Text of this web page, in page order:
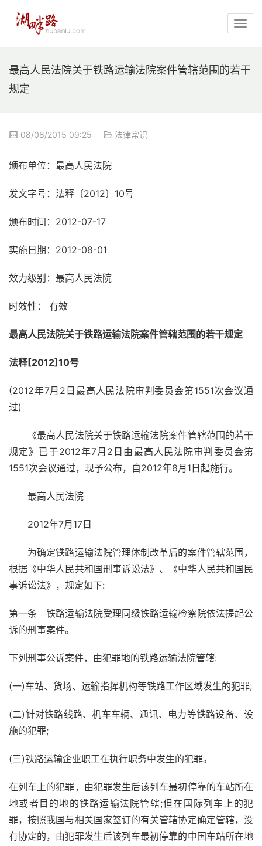
最高人民法院关于铁路运输法院案件管辖范围的若干
规定
08/08/2015 09:25 法律常识
颁布单位： 最高人民法院
发文字号： 法释〔2012〕10号
颁布时间： 2012-07-17
实施日期： 2012-08-01
效力级别： 最高人民法院
时效性： 有效
最高人民法院关于铁路运输法院案件管辖范围的若干规定
法释[2012]10号
(2012年7月2日最高人民法院审判委员会第1551次会议通
过)
《最高人民法院关于铁路运输法院案件管辖范围的若干
规定》已于2012年7月2日由最高人民法院审判委员会第
1551次会议通过，现予公布，自2012年8月1日起施行。
最高人民法院
2012年7月17日
为确定铁路运输法院管理体制改革后的案件管辖范围，
根据《中华人民共和国刑事诉讼法》、《中华人民共和国民
事诉讼法》，规定如下:
第一条 铁路运输法院受理同级铁路运输检察院依法提起公
诉的刑事案件。
下列刑事公诉案件，由犯罪地的铁路运输法院管辖:
(一)车站、货场、运输指挥机构等铁路工作区域发生的犯罪;
(二)针对铁路线路、机车车辆、通讯、电力等铁路设备、设
施的犯罪;
(三)铁路运输企业职工在执行职务中发生的犯罪。
在列车上的犯罪，由犯罪发生后该列车最初停靠的车站所在
地或者目的地的铁路运输法院管辖;但在国际列车上的犯
罪，按照我国与相关国家签订的有关管辖协定确定管辖，没
有协定的，由犯罪发生后该列车最初停靠的中国车站所在地